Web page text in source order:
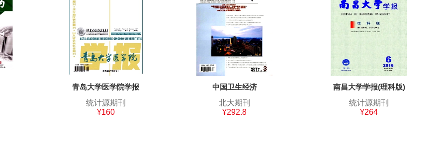
青岛大学医学院学报
统计源期刊
¥160
中国卫生经济
北大期刊
¥292.8
南昌大学学报(理科版)
统计源期刊
¥264